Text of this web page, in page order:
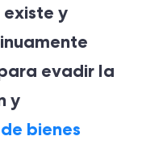
existe y
evadir la
y
bienes